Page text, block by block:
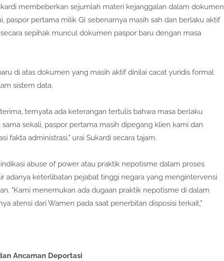
membeberkan sejumlah materi kejanggalan dalam dokumen
pertama milik GI sebenarnya masih sah dan berlaku aktif
sepihak muncul dokumen paspor baru dengan masa
di atas dokumen yang masih aktif dinilai cacat yuridis formal
sistem data.
ternyata ada keterangan tertulis bahwa masa berlaku
sekali, paspor pertama masih dipegang klien kami dan
fakta administrasi," urai Sukardi secara tajam.
abuse of power atau praktik nepotisme dalam proses
adanya keterlibatan pejabat tinggi negara yang mengintervensi
"Kami menemukan ada dugaan praktik nepotisme di dalam
atensi dari Wamen pada saat penerbitan disposisi terkait,"
Ancaman Deportasi